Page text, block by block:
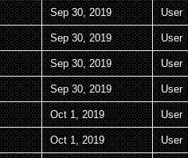
Sep 30, 2019 User
Sep 30, 2019 User
Sep 30, 2019 User
Sep 30, 2019 User
Oct 1, 2019 User
Oct 1, 2019 User